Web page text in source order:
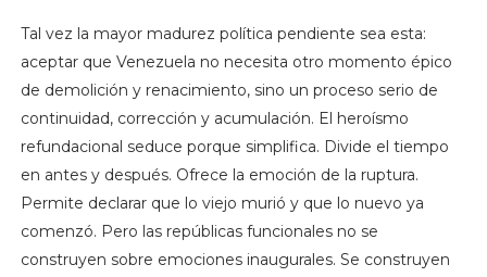
Tal vez la mayor madurez política pendiente sea esta:
aceptar que Venezuela no necesita otro momento épico
de demolición y renacimiento, sino un proceso serio de
continuidad, corrección y acumulación. El heroísmo
refundacional seduce porque simplifica. Divide el tiempo
en antes y después. Ofrece la emoción de la ruptura.
Permite declarar que lo viejo murió y que lo nuevo ya
comenzó. Pero las repúblicas funcionales no se
construyen sobre emociones inaugurales. Se construyen